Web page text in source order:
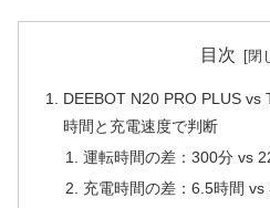
目次
DEEBOT N20 PRO PLUS vs
時間と充電速度で判断
運転時間の差：300分 vs
充電時間の差：6.5時間 vs